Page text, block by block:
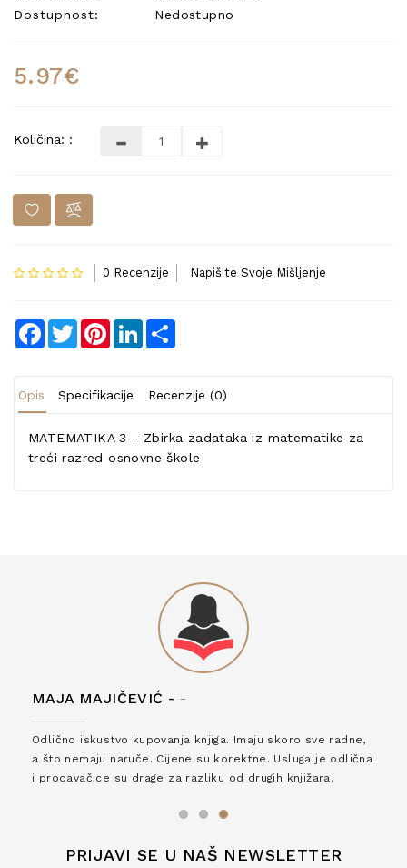
Dostupnost:
Nedostupno
5.97€
Količina: :
0 Recenzije Napišite Svoje Mišljenje
Facebook
TwitterPinterestLinkedIn
Opis Specifikacije Recenzije (0)
MATEMATIKA 3 - Zbirka zadataka iz matematike za
treći razred osnovne škole
MAJA MAJIČEVIĆ - -
Odlično iskustvo kupovanja knjiga. Imaju skoro sve radne,
a što nemaju naruče. Cijene su korektne. Usluga je odlična
i prodavačice su drage za razliku od drugih knjižara,
PRIJAVI SE U NAŠ NEWSLETTER